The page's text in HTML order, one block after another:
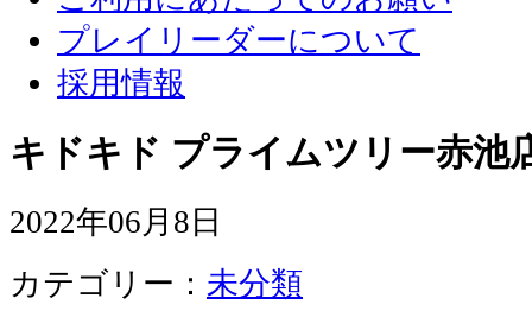
プレイリーダーについて
採用情報
キドキド プライムツリー赤池
2022年06月8日
カテゴリー： 未分類